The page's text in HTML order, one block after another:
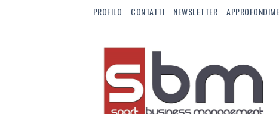
PROFILO CONTATTI NEWSLETTER